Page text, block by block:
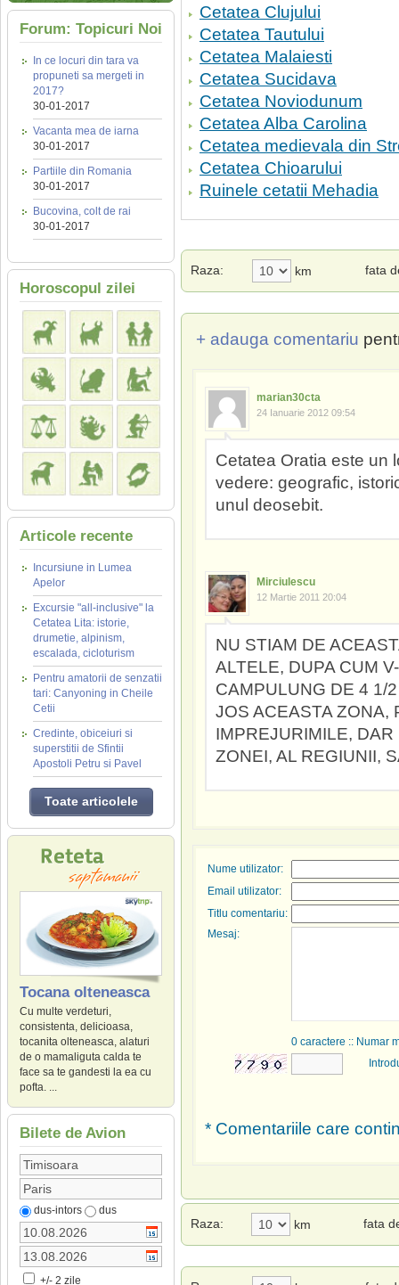
Forum: Topicuri Noi
In ce locuri din tara va
propuneti sa mergeti in
2017?
30-01-2017
Vacanta mea de iarna
30-01-2017
Partiile din Romania
30-01-2017
Bucovina, colt de rai
30-01-2017
Horoscopul zilei
Articole recente
Incursiune in Lumea
Apelor
Excursie "all-inclusive" la
Cetatea Lita: istorie,
drumetie, alpinism,
escalada, cicloturism
Pentru amatorii de senzatii
tari: Canyoning in Cheile
Cetii
Credinte, obiceiuri si
superstitii de Sfintii
Apostoli Petru si Pavel
Toate articolele
Tocana olteneasca
Cu multe verdeturi,
consistenta, delicioasa,
tocanita olteneasca, alaturi
de o mamaliguta calda te
face sa te gandesti la ea cu
pofta. ...
Bilete de Avion
dus-intors dus
+/- 2 zile
Cetatea Clujului
Cetatea Tautului
Cetatea Malaiesti
Cetatea Sucidava
Cetatea Noviodunum
Cetatea Alba Carolina
Cetatea medievala din
Cetatea Chioarului
Ruinele cetatii Mehadia
Raza: km fata
+ adauga comentariu
marian30cta
24 Ianuarie 2012 09:54
Cetatea Oratia este un
vedere: geografic,
unul deosebit.
Mirciulescu
12 Martie 2011 20:04
NU STIAM DE
ALTELE, DUPA CUM
CAMPULUNG DE 4 1/
JOS ACEASTA ZONA,
IMPREJURIMILE,
ZONEI, AL REGIUNII,
Nume utilizator:
Email utilizator:
Titlu comentariu:
Mesaj:
0 caractere :: Numar
* Comentariile care
Raza: km fata